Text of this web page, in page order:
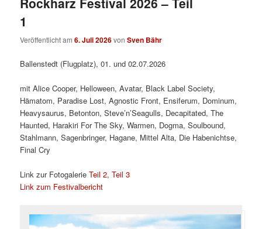
1
Veröffentlicht am6. Juli 2026vonSven Bähr
Ballenstedt (Flugplatz), 01. und 02.07.2026
mit Alice Cooper, Helloween, Avatar, Black Label Society,
Hämatom, Paradise Lost, Agnostic Front, Ensiferum, Dominum,
Heavysaurus, Betonton, Steve’n’Seagulls, Decapitated, The
Haunted, Harakiri For The Sky, Warmen, Dogma, Soulbound,
Stahlmann, Sagenbringer, Hagane, Mittel Alta, Die Habenichtse,
Final Cry
Link zur FotogalerieTeil 2,Teil 3
Link zum Festivalbericht